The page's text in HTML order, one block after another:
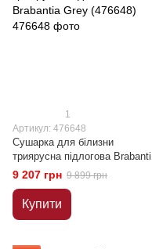
1
Артикул: 476648
Сушарка для білизни
триярусна підлогова Brabantia
Grey (476648)
9 207 грн 9 899 грн
Купити